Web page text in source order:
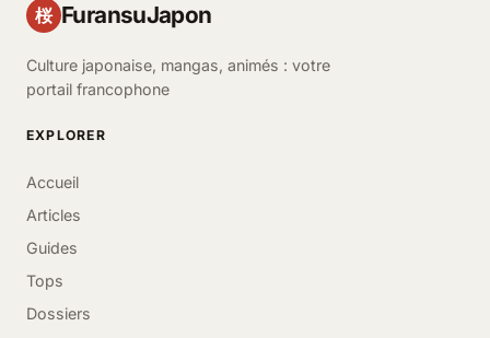
桜 FuransuJapon
Culture japonaise, mangas, animés : votre
portail francophone
EXPLORER
Accueil
Articles
Guides
Tops
Dossiers